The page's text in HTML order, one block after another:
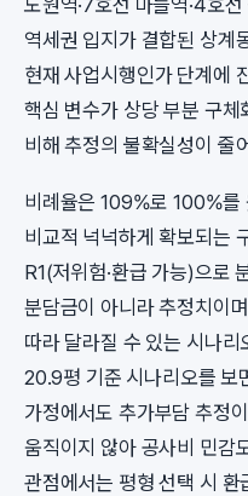
노원역·7호선 마들역·4호
역세권 입지가 결합된 상계
현재 사업시행인가 단계에
핵심 변수가 상당 부분 구체
비해 추정의 불확실성이 줄
비례율은 109%로 100%를
비교적 넉넉하게 확보되는
R1(저위험·환급 가능)으로
분담금이 아니라 추정치이
따라 달라질 수 있는 시나
20.9평 기준 시나리오를 보
가정에서도 추가부담 추정
움직이지 않아 공사비 민감
관점에서는 평형 선택 시